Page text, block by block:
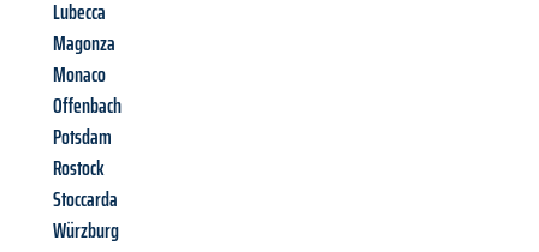
Lubecca
Magonza
Monaco
Offenbach
Potsdam
Rostock
Stoccarda
Würzburg